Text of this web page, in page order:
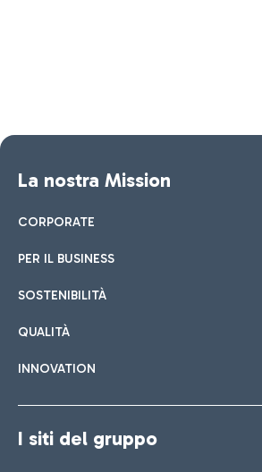
La nostra Mission
CORPORATE
PER IL BUSINESS
SOSTENIBILITÀ
QUALITÀ
INNOVATION
I siti del gruppo